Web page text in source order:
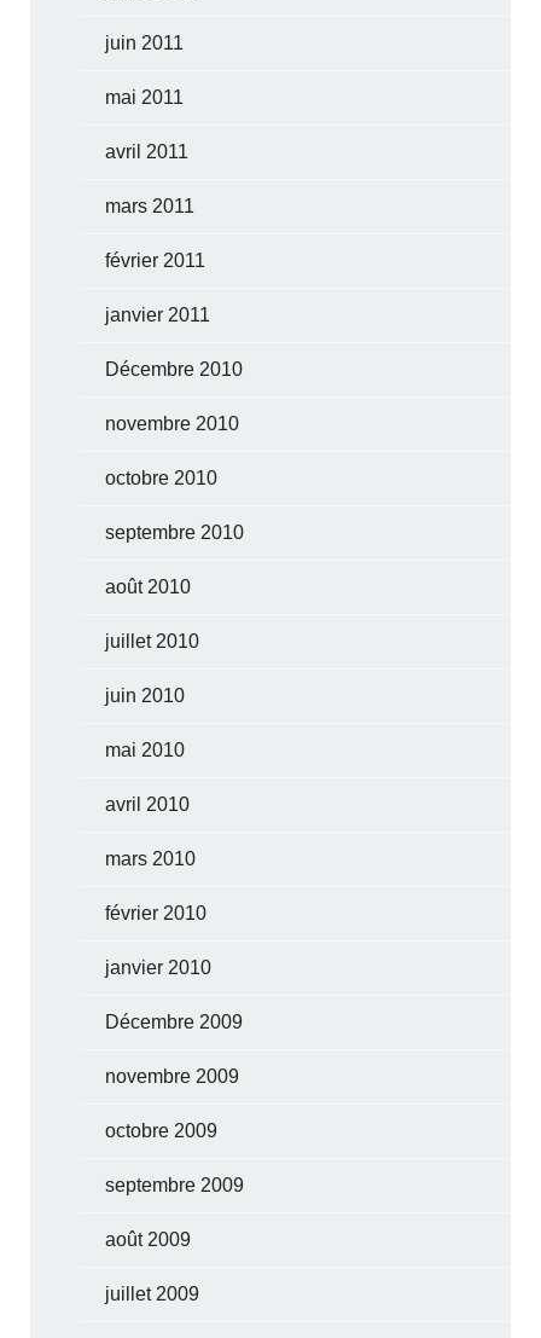
juin 2011
mai 2011
avril 2011
mars 2011
février 2011
janvier 2011
Décembre 2010
novembre 2010
octobre 2010
septembre 2010
août 2010
juillet 2010
juin 2010
mai 2010
avril 2010
mars 2010
février 2010
janvier 2010
Décembre 2009
novembre 2009
octobre 2009
septembre 2009
août 2009
juillet 2009